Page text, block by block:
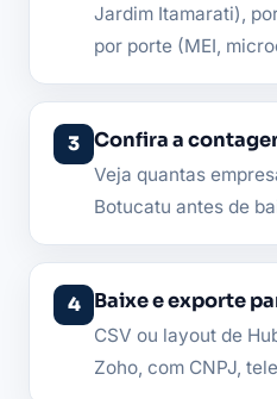
Jardim Itamarati),
por porte (MEI,
Confira a
Veja quantas
Botucatu antes de
Baixe e exporte
CSV ou layout de
Zoho, com CNPJ,